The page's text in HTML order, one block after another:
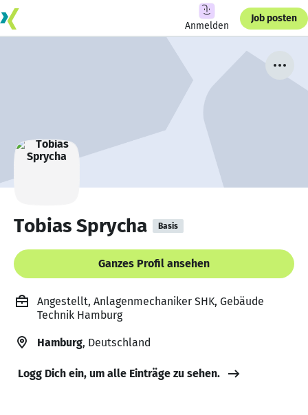
Anmelden
Job posten
Tobias Sprycha Basis
Ganzes Profil ansehen
Angestellt, Anlagenmechaniker SHK, Gebäude
Technik Hamburg
Hamburg, Deutschland
Logg Dich ein, um alle Einträge zu sehen.